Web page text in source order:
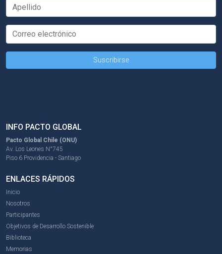
INFO PACTO GLOBAL
Pacto Global Chile (ONU)
Av. Los Leones N°745
Piso 6 Providencia - Santiago
ENLACES RÁPIDOS
Inicio
Nosotros
Participantes
Objetivos de Desarrollo Sostenible
Biblioteca
Memorias